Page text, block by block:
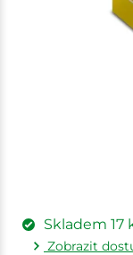
Skladem 17
Zobrazit